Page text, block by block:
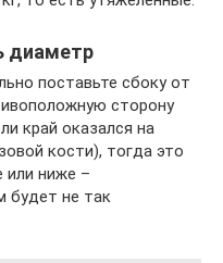
диаметр
поставьте сбоку от
сторону
край оказался на
кости), тогда это
или ниже –
будет не так